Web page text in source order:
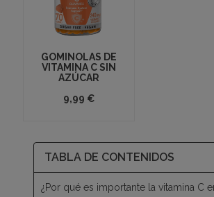
GOMINOLAS DE
VITAMINA C SIN
AZÚCAR
9,99 €
TABLA DE CONTENIDOS
¿Por qué es importante la vitamina C